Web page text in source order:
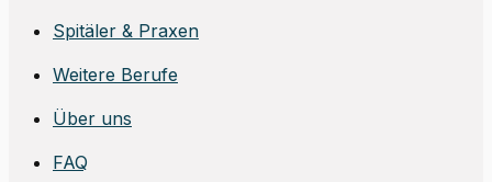
Spitäler & Praxen
Weitere Berufe
Über uns
FAQ